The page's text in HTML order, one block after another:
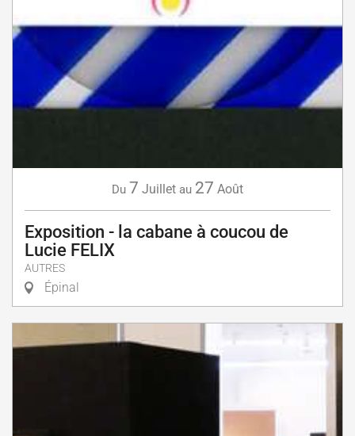
Du 7 Juillet au 27 Août
Exposition - la cabane à coucou de
Lucie FELIX
AUTRES
Épinal